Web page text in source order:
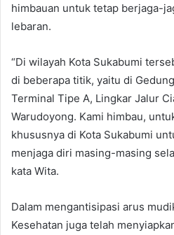
himbauan untuk tetap berjaga-
lebaran.
“Di wilayah Kota Sukabumi
di beberapa titik, yaitu di
Terminal Tipe A, Lingkar Jalur
Warudoyong. Kami himbau,
khususnya di Kota Sukabumi
menjaga diri masing-masing
kata Wita.
Dalam mengantisipasi arus
Kesehatan juga telah